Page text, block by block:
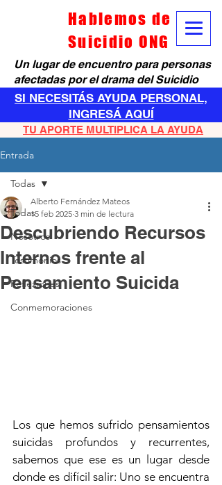
Hablemos de
Suicidio ONG
SI NECESITÁS AYUDA PERSONAL,
INGRESÁ AQUÍ
Un lugar de encuentro para personas
afectadas por el drama del Suicidio
TU APORTE MULTIPLICA LA AYUDA
Entrada
Todas
Nosotros
Testimonios
Reflexiones
Conmemoraciones
Todas
Descubriendo Recursos
Internos frente al
Pensamiento Suicida
Alberto Fernández Mateos
15 feb 2025 3 min de lectura
Los que hemos sufrido pensamientos
suicidas profundos y recurrentes,
sabemos que ese es un lugar desde
donde es difícil salir: Uno se encuentra